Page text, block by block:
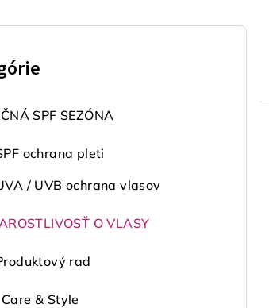
SPF SEZÓNA
ochrana pleti
/ UVB ochrana vlasov
O VLASY
rad
Care & Style